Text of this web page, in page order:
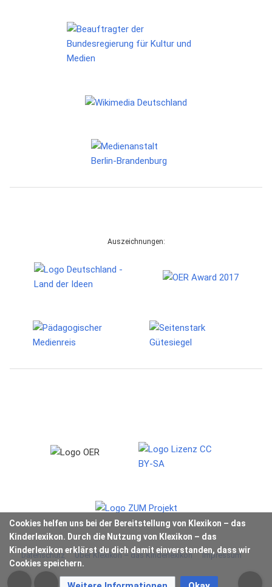
Cookies helfen uns bei der Bereitstellung von Klexikon – das
Kinderlexikon. Durch die Nutzung von Klexikon – das
Kinderlexikon erklärst du dich damit einverstanden, dass wir
Cookies speichern.
Auszeichnungen:
Datenschutz Über Klexikon – das Kinderlexikon Impressum